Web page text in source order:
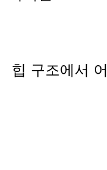
힙 구조에서